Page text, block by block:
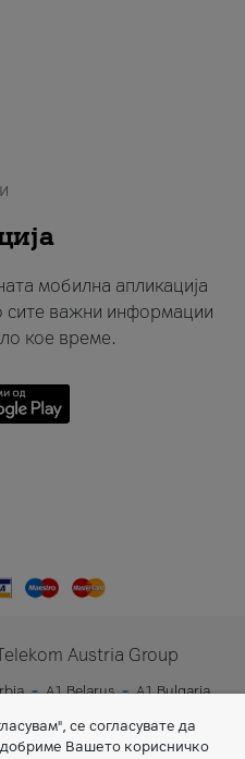
мобилна апликација
сите важни информации
кое време.
Austria Group
A1 Belarus
A1 Bulgaria
A1 Digital
се согласувате да
Вашето корисничко